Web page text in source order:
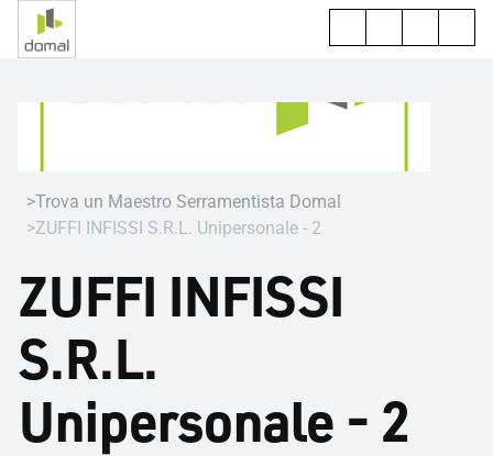
Trova un Maestro Serramentista Domal
ZUFFI INFISSI S.R.L. Unipersonale - 2
ZUFFI INFISSI
S.R.L.
Unipersonale - 2